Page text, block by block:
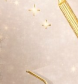
ОРТОПЕДИЯ